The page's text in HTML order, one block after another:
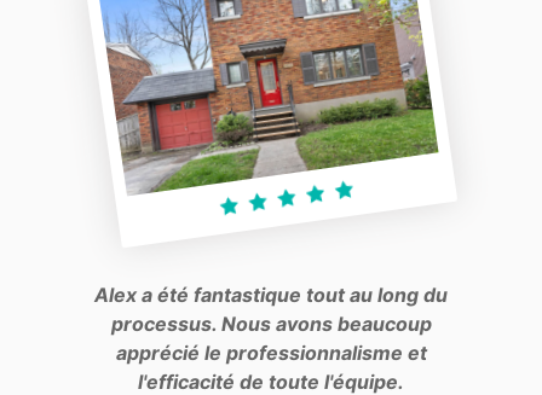
Alex a été fantastique tout au long du
processus. Nous avons beaucoup
apprécié le professionnalisme et
l'efficacité de toute l'équipe.